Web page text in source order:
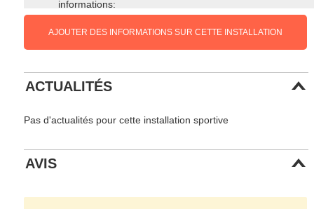
informations:
AJOUTER DES INFORMATIONS SUR CETTE INSTALLATION
ACTUALITÉS
Pas d'actualités pour cette installation sportive
AVIS